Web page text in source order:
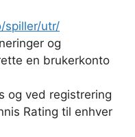
spiller/utr/
og
en brukerkonto
og ved registrering
Rating til enhver